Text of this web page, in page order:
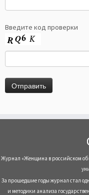
Введите код проверки
Журнал «Женщина в российском
За прошедшие годы журнал стал
и методики анализа